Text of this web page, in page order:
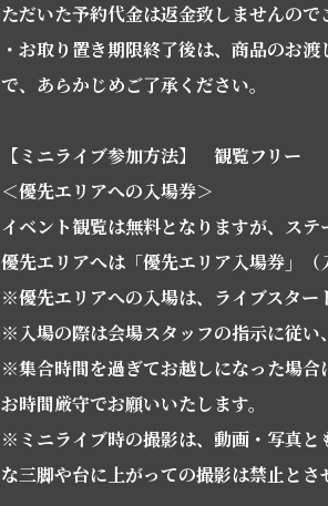
ただいた予約代金は返金致しませんので
・お取り置き期限終了後は、商品のお
で、あらかじめご了承ください。
【ミニライブ参加方法】 観覧フリー
＜優先エリアへの入場券＞
イベント観覧は無料となりますが、ステ
優先エリアへは「優先エリア入場券」（
※優先エリアへの入場は、ライブスター
※入場の際は会場スタッフの指示に従い
※集合時間を過ぎてお越しになった場合
お時間厳守でお願いいたします。
※ミニライブ時の撮影は、動画・写真と
な三脚や台に上がっての撮影は禁止とさ